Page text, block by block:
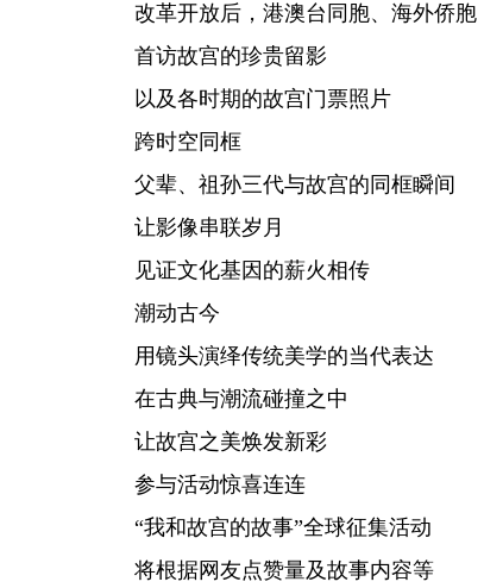
改革开放后，港澳台同胞、海外侨胞
首访故宫的珍贵留影
以及各时期的故宫门票照片
跨时空同框
父辈、祖孙三代与故宫的同框瞬间
让影像串联岁月
见证文化基因的薪火相传
潮动古今
用镜头演绎传统美学的当代表达
在古典与潮流碰撞之中
让故宫之美焕发新彩
参与活动惊喜连连
“我和故宫的故事”全球征集活动
将根据网友点赞量及故事内容等